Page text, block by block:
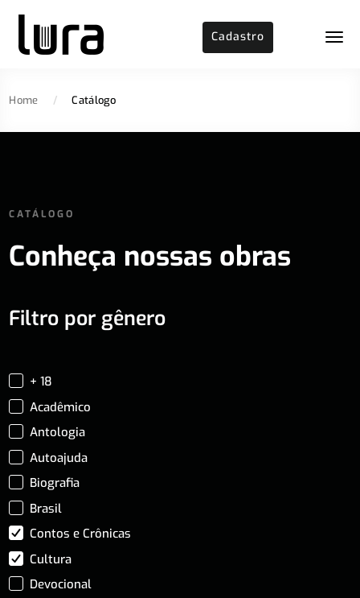
Cadastro
Home / Catálogo
CATÁLOGO
Conheça nossas obras
Filtro por gênero
+ 18
Acadêmico
Antologia
Autoajuda
Biografia
Brasil
Contos e Crônicas
Cultura
Devocional